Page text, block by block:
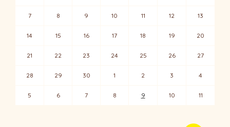
7 8 9 10 11 12 13
14 15 16 17 18 19 20
21 22 23 24 25 26 27
28 29 30 1 2 3 4
5 6 7 8 9 10 11